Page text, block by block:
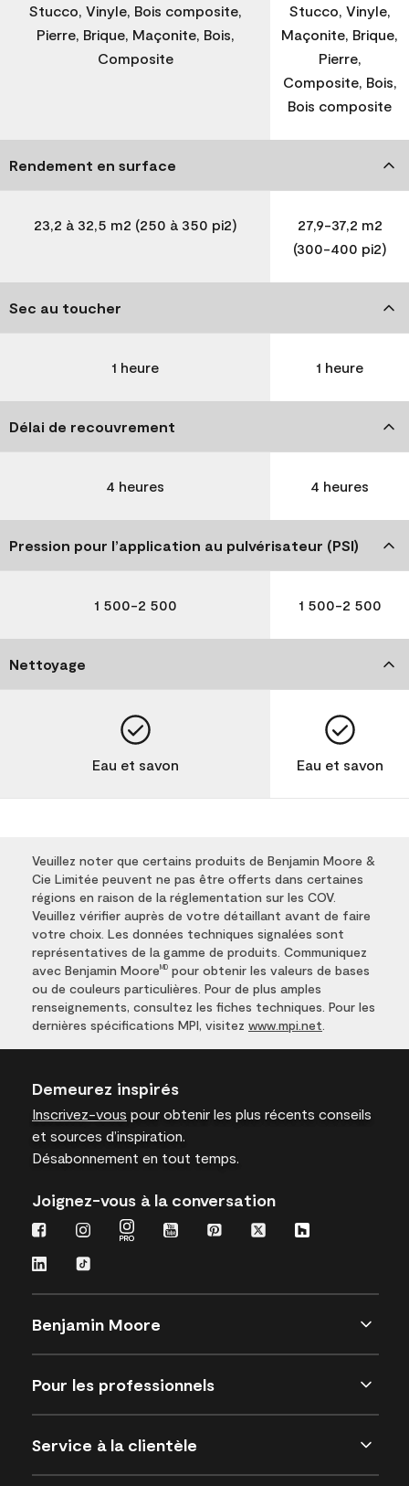
Stucco, Vinyle, Bois composite,
Pierre, Brique, Maçonite, Bois,
Composite
Stucco, Vinyle,
Maçonite, Brique,
Pierre,
Composite, Bois,
Bois composite
Rendement en surface
23,2 à 32,5 m2 (250 à 350 pi2)
27,9-37,2 m2
(300-400 pi2)
Sec au toucher
1 heure 1 heure
Délai de recouvrement
4 heures 4 heures
Pression pour l’application au pulvérisateur (PSI)
1 500-2 500 1 500-2 500
Nettoyage
Eau et savon Eau et savon
Veuillez noter que certains produits de Benjamin Moore &
Cie Limitée peuvent ne pas être offerts dans certaines
régions en raison de la réglementation sur les COV.
Veuillez vérifier auprès de votre détaillant avant de faire
votre choix. Les données techniques signalées sont
représentatives de la gamme de produits. Communiquez
avec Benjamin Moore MD pour obtenir les valeurs de bases
ou de couleurs particulières. Pour de plus amples
renseignements, consultez les fiches techniques. Pour les
dernières spécifications MPI, visitez www.mpi.net
Demeurez inspirés
Inscrivez-vous pour obtenir les plus récents conseils
et sources d’inspiration.
Désabonnement en tout temps.
Joignez-vous à la conversation
Benjamin Moore
Pour les professionnels
Service à la clientèle